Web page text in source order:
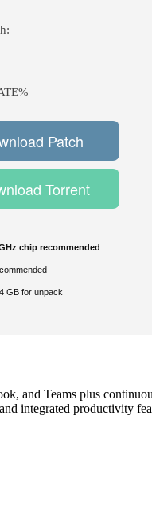
Patch
Torrent
chip recommended
GB for unpack
and Teams plus
integrated productivity